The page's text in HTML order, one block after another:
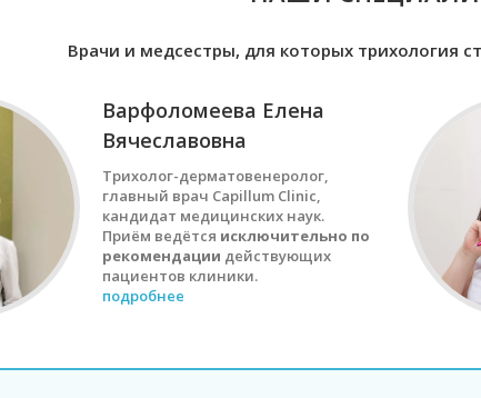
Врачи и медсестры, для которых трихология
Варфоломеева Елена
Вячеславовна
Трихолог-дерматовенеролог,
главный врач Capillum Clinic,
кандидат медицинских наук.
Приём ведётся исключительно по
рекомендации действующих
пациентов клиники.
подробнее